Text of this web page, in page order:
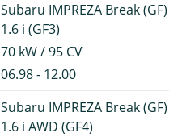
Subaru IMPREZA Break (GF)
1.6 i (GF3)
70 kW / 95 CV
06.98 - 12.00
Subaru IMPREZA Break (GF)
1.6 i AWD (GF4)